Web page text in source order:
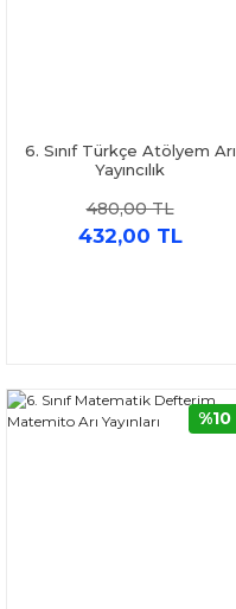
6. Sınıf Türkçe Atölyem Arı
Yayıncılık
480,00 TL
432,00 TL
%10